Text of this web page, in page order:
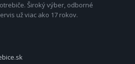
Široký výber, odborné
už viac ako 17 rokov.